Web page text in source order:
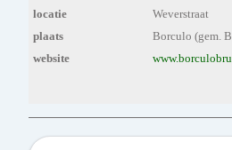
locatie
Weverstraat
plaats
Borculo (gem.
website